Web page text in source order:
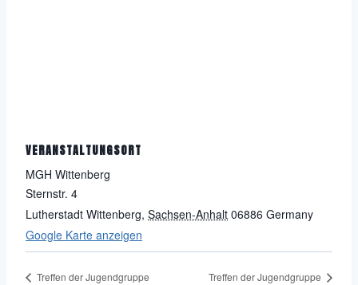
VERANSTALTUNGSORT
MGH Wittenberg
Sternstr. 4
Lutherstadt Wittenberg, Sachsen-Anhalt 06886 Germany
Google Karte anzeigen
Treffen der Jugendgruppe Treffen der Jugendgruppe